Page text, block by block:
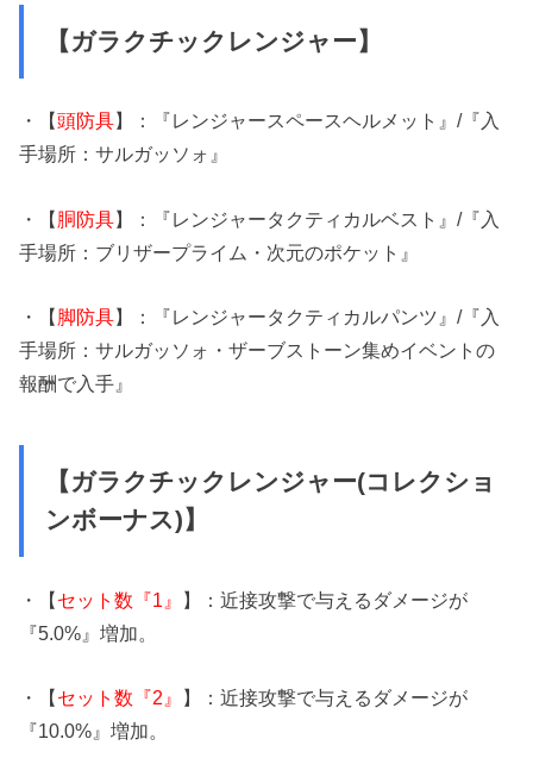
【ガラクチックレンジャー】
・【頭防具】：『レンジャースペースヘルメット』/『入
手場所：サルガッソォ』
・【胴防具】：『レンジャータクティカルベスト』/『入
手場所：ブリザープライム・次元のポケット』
・【脚防具】：『レンジャータクティカルパンツ』/『入
手場所：サルガッソォ・ザーブストーン集めイベントの
報酬で入手』
【ガラクチックレンジャー(コレクショ
ンボーナス)】
・【セット数『1』 】：近接攻撃で与えるダメージが
『5.0%』増加。
・【セット数『2』 】：近接攻撃で与えるダメージが
『10.0%』増加。